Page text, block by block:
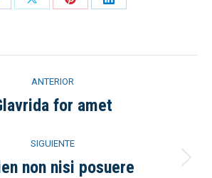
Share
Share
Share
ANTERIOR
Proyecto
for amet
SIGUIENTE
Proyecto
non nisi posuere